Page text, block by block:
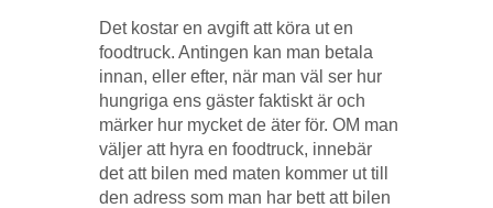
Det kostar en avgift att köra ut en
foodtruck. Antingen kan man betala
innan, eller efter, när man väl ser hur
hungriga ens gäster faktiskt är och
märker hur mycket de äter för. OM man
väljer att hyra en foodtruck, innebär
det att bilen med maten kommer ut till
den adress som man har bett att bilen